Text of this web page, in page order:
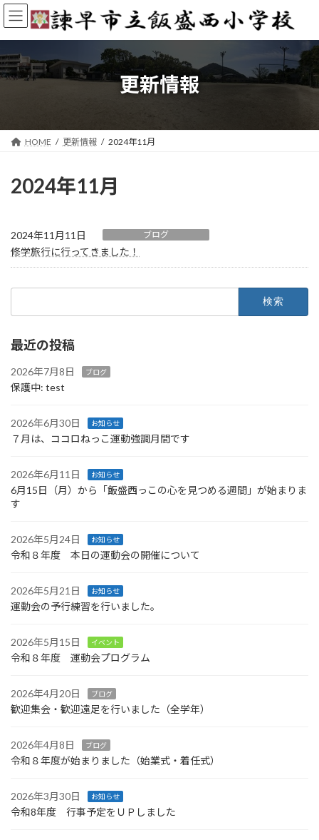
コ
ン
ツ
へ
ナ
ビ
シ
ョ
更新情報
HOME 更新情報 2024年11月
2024年11月
2024年11月11日 ブログ
修学旅行に行ってきました！
最近の投稿
2026年7月8日 ブログ
保護中: test
2026年6月30日 お知らせ
７月は、ココロねっこ運動強調月間です
2026年6月11日 お知らせ
6月15日（月）から「飯盛西っこの心を見つめる週間」が始まりま
す
2026年5月24日 お知らせ
令和８年度 本日の運動会の開催について
2026年5月21日 お知らせ
運動会の予行練習を行いました。
2026年5月15日 イベント
令和８年度 運動会プログラム
2026年4月20日 ブログ
歓迎集会・歓迎遠足を行いました（全学年）
2026年4月8日 ブログ
令和８年度が始まりました（始業式・着任式）
2026年3月30日 お知らせ
令和8年度 行事予定をＵＰしました